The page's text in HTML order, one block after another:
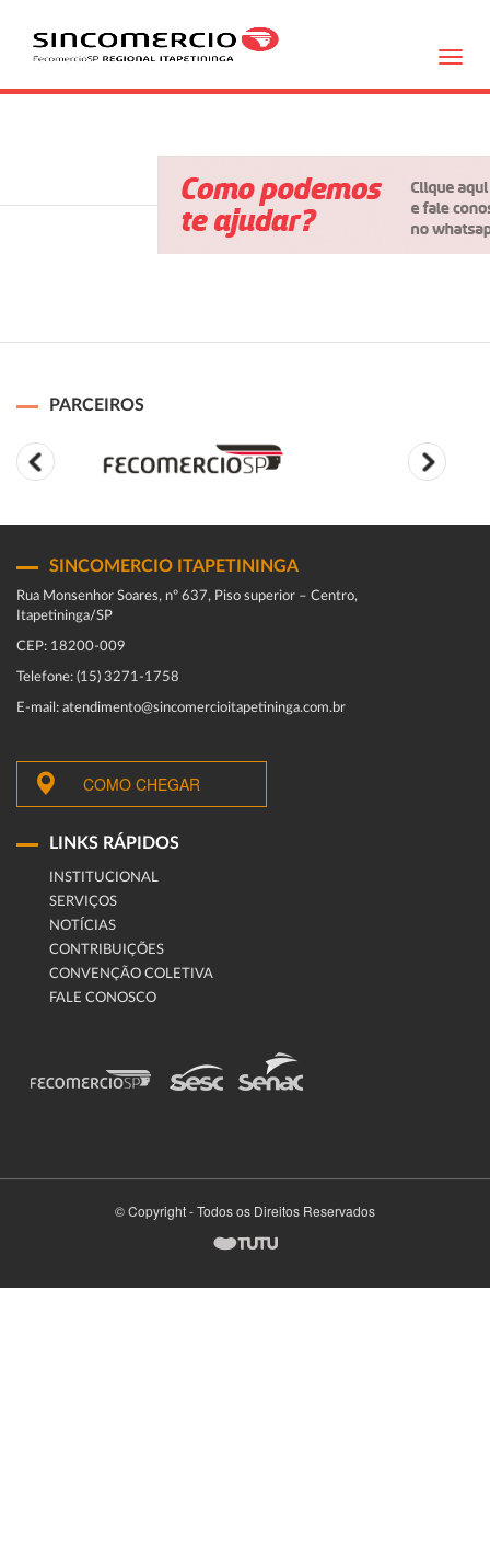
PARCEIROS
SINCOMERCIO ITAPETININGA
Rua Monsenhor Soares, nº 637, Piso superior – Centro,
Itapetininga/SP
CEP: 18200-009
Telefone: (15) 3271-1758
E-mail: atendimento@sincomercioitapetininga.com.br
COMO CHEGAR
LINKS RÁPIDOS
INSTITUCIONAL
SERVIÇOS
NOTÍCIAS
CONTRIBUIÇÕES
CONVENÇÃO COLETIVA
FALE CONOSCO
© Copyright - Todos os Direitos Reservados